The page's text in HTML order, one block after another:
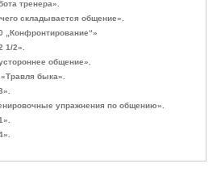
тренера».
складывается общение».
„Конфронтирование“»
1/2».
общение».
быка».
упражнения по общению».